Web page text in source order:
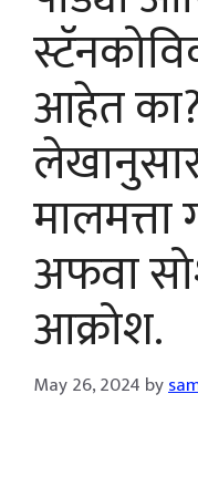
आहेत
मालमत्ता
अफवा
आक्रोश.
May 26, 2024 by